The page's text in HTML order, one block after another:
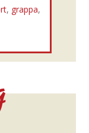
, grappa,